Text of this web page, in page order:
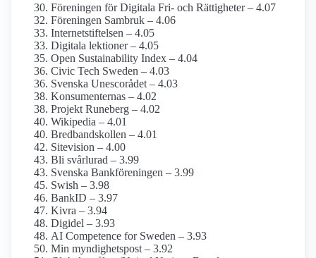
Föreningen för Digitala Fri- och Rättigheter – 4.07
Föreningen Sambruk – 4.06
Internet­stiftelsen – 4.05
Digitala lektioner – 4.05
Open Sustainability Index – 4.04
Civic Tech Sweden – 4.03
Svenska Unescorådet – 4.03
Konsumenternas – 4.02
Projekt Runeberg – 4.02
Wikipedia – 4.01
Bredbands­kollen – 4.01
Sitevision – 4.00
Bli svårlurad – 3.99
Svenska Bankföreningen – 3.99
Swish – 3.98
BankID – 3.97
Kivra – 3.94
Digidel – 3.93
AI Competence for Sweden – 3.93
Min myndighets­post – 3.92